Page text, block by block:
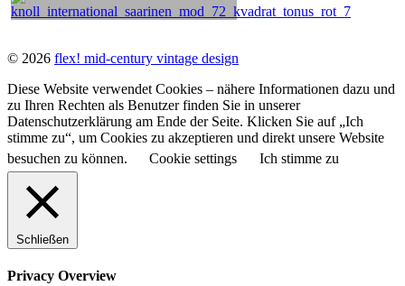
© 2026 flex! mid-century vintage design
Diese Website verwendet Cookies – nähere Informationen dazu und
zu Ihren Rechten als Benutzer finden Sie in unserer
Datenschutzerklärung am Ende der Seite. Klicken Sie auf „Ich
stimme zu“, um Cookies zu akzeptieren und direkt unsere Website
besuchen zu können.
Cookie settings Ich stimme zu
Schließen
Privacy Overview